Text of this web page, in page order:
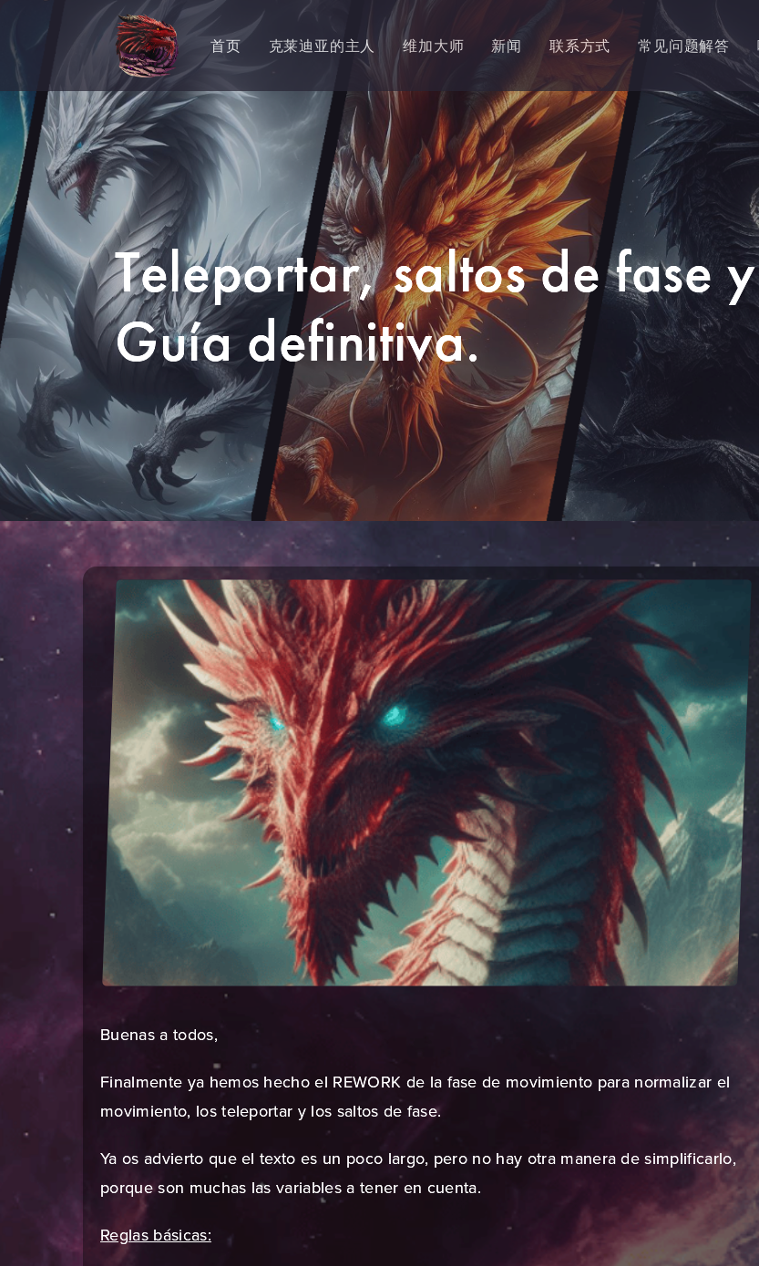
首页 克莱迪亚的主人 维加大师 新闻 联系方式 常见问题解答
Teleportar, saltos de fase
Guía definitiva.
Buenas a todos,
Finalmente ya hemos hecho el REWORK de la fase de movimiento para normalizar el
movimiento, los teleportar y los saltos de fase.
Ya os advierto que el texto es un poco largo, pero no hay otra manera de simplificarlo,
porque son muchas las variables a tener en cuenta.
Reglas básicas: